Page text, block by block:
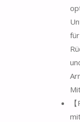
für